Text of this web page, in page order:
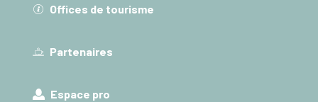
Offices de tourisme
Partenaires
Espace pro